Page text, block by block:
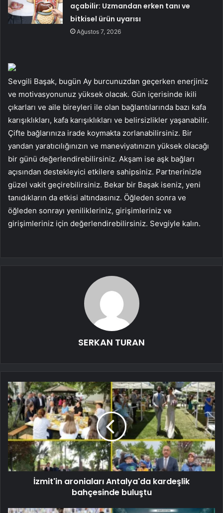
açabilir: Uzmandan erken tanı ve
bitkisel ürün uyarısı
Ağustos 7, 2026
Sevgili Başak, bugün Ay burcunuzdan geçerken enerjiniz
ve motivasyonunuz yüksek olacak. Gün içerisinde ikili
çıkarları ve aile bireyleri ile olan bağlantılarında bazı kafa
karışıklıkları, kafa karışıklıkları ve belirsizlikler yaşanabilir.
Çifte bağlarınıza irade koymakta zorlanabilirsiniz. Bir
yandan yaratıcılığınızın ve maneviyatınızın yüksek olacağı
bir günü değerlendirebilirsiniz. Akşam ise aşk bağları
açısından destekleyici etkilere sahipsiniz. Partnerinizle
güzel vakit geçirebilirsiniz. Bekar bir Başak iseniz, yeni
tanıdıkların da etkisi altındasınız. Öğleden sonra ve
öğleden sonrayı yenilikleriniz, girişimleriniz ve
girişimleriniz için değerlendirebilirsiniz. Sevgiyle kalın.
SERKAN TURAN
İzmit'in aroniaları Antalya'da kardeşlik
bahçesinde buluştu